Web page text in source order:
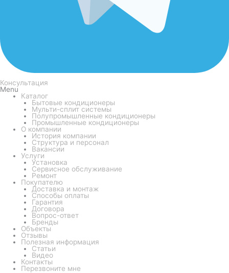
Консультация
Menu
Каталог
Бытовые кондиционеры
Мульти-сплит системы
Полупромышленные кондиционеры
Промышленные кондиционеры
О компании
История компании
Структура и персонал
Вакансии
Услуги
Установка
Сервисное обслуживание
Ремонт
Покупателю
Доставка и монтаж
Способы оплаты
Гарантия
Договора
Вопрос-ответ
Бренды
Объекты
Отзывы
Полезная информация
Статьи
Видео
Контакты
Перезвоните мне